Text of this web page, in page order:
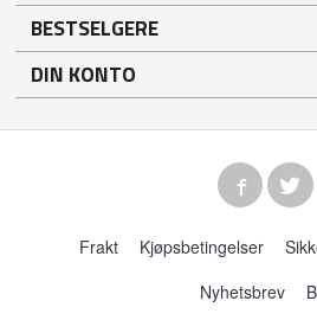
BESTSELGERE
DIN KONTO
Frakt Kjøpsbetingelser
Nyhetsbrev